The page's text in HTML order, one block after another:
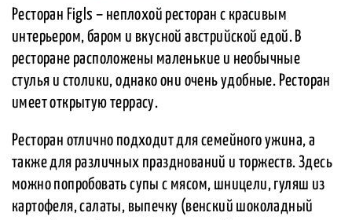
Ресторан Figls – неплохой ресторан с красивым
интерьером, баром и вкусной австрийской едой. В
ресторане расположены маленькие и необычные
стулья и столики, однако они очень удобные. Ресторан
имеет открытую террасу.
Ресторан отлично подходит для семейного ужина, а
также для различных празднований и торжеств. Здесь
можно попробовать супы с мясом, шницели, гуляш из
картофеля, салаты, выпечку (венский шоколадный